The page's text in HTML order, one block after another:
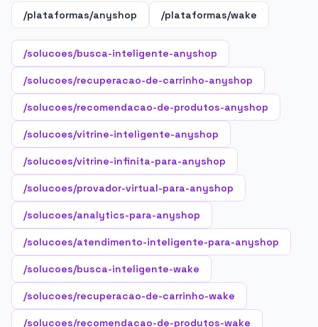
/plataformas/anyshop /plataformas/wake
/solucoes/busca-inteligente-anyshop
/solucoes/recuperacao-de-carrinho-anyshop
/solucoes/recomendacao-de-produtos-anyshop
/solucoes/vitrine-inteligente-anyshop
/solucoes/vitrine-infinita-para-anyshop
/solucoes/provador-virtual-para-anyshop
/solucoes/analytics-para-anyshop
/solucoes/atendimento-inteligente-para-anyshop
/solucoes/busca-inteligente-wake
/solucoes/recuperacao-de-carrinho-wake
/solucoes/recomendacao-de-produtos-wake